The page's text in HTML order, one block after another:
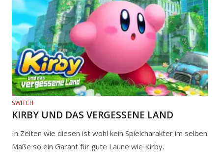
SWITCH
KIRBY UND DAS VERGESSENE LAND
In Zeiten wie diesen ist wohl kein Spielcharakter im selben
Maße so ein Garant für gute Laune wie Kirby.